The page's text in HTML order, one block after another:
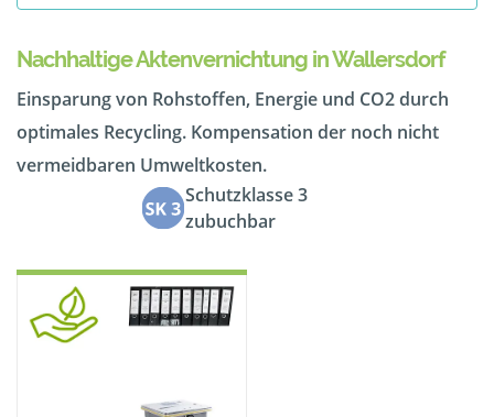
Nachhaltige Aktenvernichtung in Wallersdorf
Einsparung von Rohstoffen, Energie und CO2 durch
optimales Recycling. Kompensation der noch nicht
vermeidbaren Umweltkosten.
Schutzklasse 3
zubuchbar